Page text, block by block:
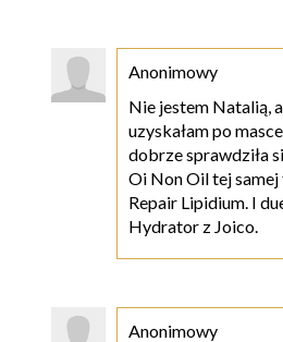
Anonimowy
Nie jestem Natalią,
uzyskałam po
dobrze sprawdziła
Oi Non Oil tej
Repair Lipidium. I
Hydrator z Joico.
Anonimowy